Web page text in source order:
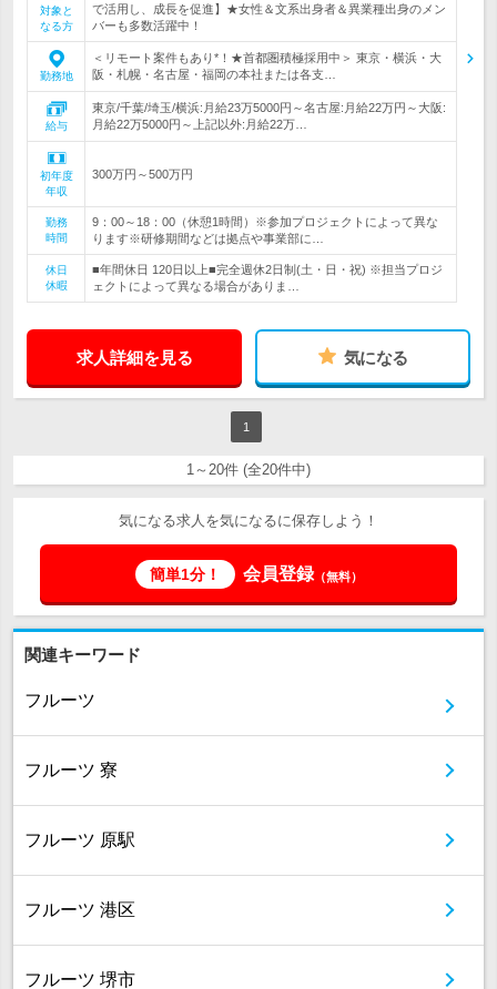
対象と
なる方
で活用し、成長を促進】★女性＆文系出身者＆異業種出身のメン
バーも多数活躍中！
勤務地
＜リモート案件もあり*！★首都圏積極採用中＞ 東京・横浜・大
阪・札幌・名古屋・福岡の本社または各支…
給与
東京/千葉/埼玉/横浜:月給23万5000円～名古屋:月給22万円～大阪:
月給22万5000円～上記以外:月給22万…
初年度
年収
300万円～500万円
勤務
時間
9：00～18：00（休憩1時間）※参加プロジェクトによって異な
ります※研修期間などは拠点や事業部に…
休日
休暇
■年間休日 120日以上■完全週休2日制(土・日・祝) ※担当プロジ
ェクトによって異なる場合がありま…
求人詳細を見る 気になる
1
1～20件 (全20件中)
気になる求人を気になるに保存しよう！
簡単1分！ 会員登録（無料）
関連キーワード
フルーツ
フルーツ 寮
フルーツ 原駅
フルーツ 港区
フルーツ 堺市